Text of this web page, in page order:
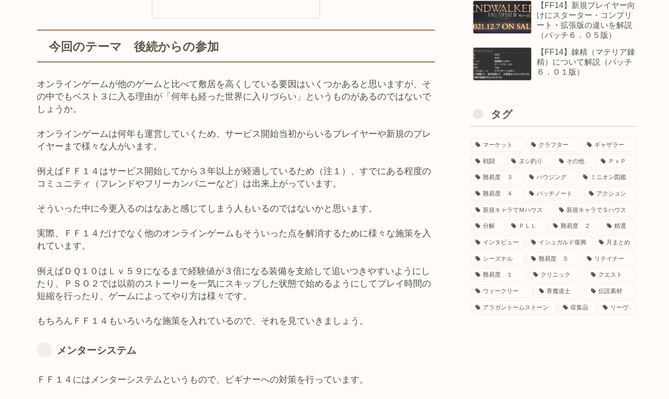
今回のテーマ 後続からの参加
オンラインゲームが他のゲームと比べて敷居を高くしている要因はいくつかあると思いますが、そ
の中でもベスト３に入る理由が「何年も経った世界に入りづらい」というものがあるのではないで
しょうか。
オンラインゲームは何年も運営していくため、サービス開始当初からいるプレイヤーや新規のプレ
イヤーまで様々な人がいます。
例えばＦＦ１４はサービス開始してから３年以上が経過しているため（注１）、すでにある程度の
コミュニティ（フレンドやフリーカンパニーなど）は出来上がっています。
そういった中に今更入るのはなあと感じてしまう人もいるのではないかと思います。
実際、ＦＦ１４だけでなく他のオンラインゲームもそういった点を解消するために様々な施策を入
れています。
例えばＤＱ１０はＬｖ５９になるまで経験値が３倍になる装備を支給して追いつきやすいようにし
たり、ＰＳＯ２では以前のストーリーを一気にスキップした状態で始めるようにしてプレイ時間の
短縮を行ったり、ゲームによってやり方は様々です。
もちろんＦＦ１４もいろいろな施策を入れているので、それを見ていきましょう。
メンターシステム
ＦＦ１４にはメンターシステムというもので、ビギナーへの対策を行っています。
【FF14】新規プレイヤー向
けにスターター・コンプリ
ート・拡張版の違いを解説
（パッチ６．０５版）
【FF14】錬精（マテリア錬
精）について解説（パッチ
６．０１版）
タグ
マーケット クラフター ギャザラー
戦闘 ヌシ釣り その他 ＰｖＰ
難易度 ３ ハウジング ミニオン図鑑
難易度 ４ パッチノート アクション
新規キャラでＭハウス 新規キャラでＳハウス
分解 ＰＬＬ 難易度 ２ 精選
インタビュー イシュガルド復興 月まとめ
シーズナル 難易度 ５ リテイナー
難易度 １ クリニック クエスト
ウィークリー 青魔道士 伝説素材
アラガントームストーン 収集品 リーヴ